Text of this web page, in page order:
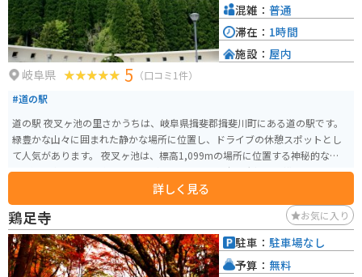
岐阜県 5 （口コミ1件）
#道の駅
道の駅 夜叉ヶ池の里さかうちは、岐阜県揖斐郡揖斐川町にある道の駅です。
緑豊かな山々に囲まれた静かな場所に位置し、ドライブの休憩スポットとし
て人気があります。 夜叉ヶ池は、標高1,099mの場所に位置する神秘的な池で
す。湧き水だけで形成された高層湿原としては日本最大級の規模を誇り、国
の天然記念物にも指定されています。道の駅からは、夜叉ヶ池登山口まで車
で約30分ほどでアクセスできます。登山道は整備されているので、初心者で
も比較的登りやすいですが、歩きやすい服装と靴は必須です。 道の駅には、
地元の特産品を販売する売店や、レストランがあります。揖斐川町の特産品
である「揖斐茶」や「富有柿」を使ったスイーツなども販売されているの
で、お土産にぴったりです。また、レストランでは、地元産の食材を使った
詳しく見る
混雑： 普通
滞在： 1時間
施設： 屋内
鶏足寺 お気に入り
駐車： 駐車場なし
予算： 無料